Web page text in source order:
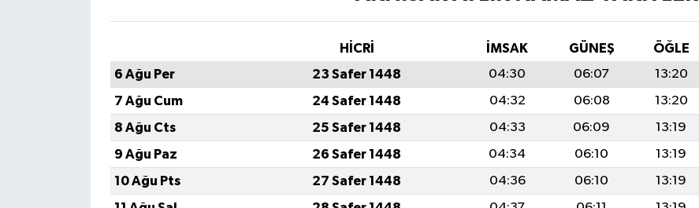
HİCRİ İMSAK GÜNEŞ ÖĞLE
6 Ağu Per
23 Safer 1448 04:30 06:07 13:20
7 Ağu Cum
24 Safer 1448 04:32 06:08 13:20
8 Ağu Cts
25 Safer 1448 04:33 06:09 13:19
9 Ağu Paz
26 Safer 1448 04:34 06:10 13:19
10 Ağu Pts
27 Safer 1448 04:36 06:10 13:19
Günün Haberleri
Yazarlarımız
Tüm Makaleler